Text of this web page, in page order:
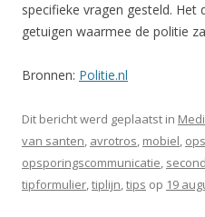
specifieke vragen gesteld. Het
getuigen waarmee de politie
Bronnen: Politie.nl
Dit bericht werd geplaatst in
van santen, avrotros, mobiel,
opsporingscommunicatie,
tipformulier,tiplijn,tips op 19